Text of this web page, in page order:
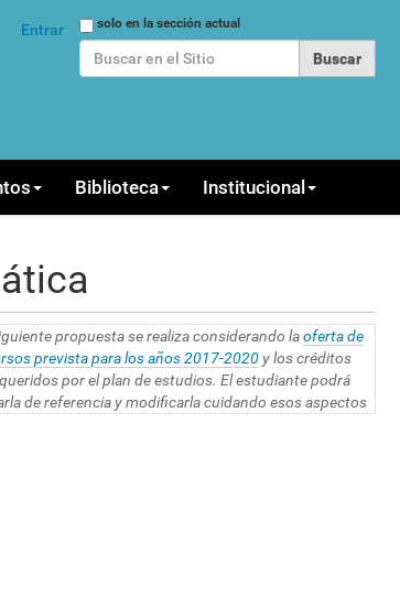
Buscarsolo en la sección actual
Entrar
Biblioteca Institucional
propuesta se realiza considerando laoferta de
prevista para los años 2017-2020y los créditos
por el plan de estudios. El estudiante podrá
de referencia y modificarla cuidando esos aspectos